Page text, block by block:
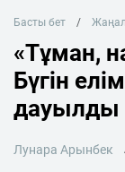
Басты бет
«Тұман,
Бүгін
дауылды
Лунара Арынбек